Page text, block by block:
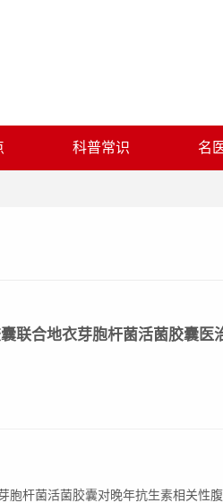
科普常识 名
联合地衣芽胞杆菌活菌胶囊医
胞杆菌活菌胶囊对晚年抗生素相关性